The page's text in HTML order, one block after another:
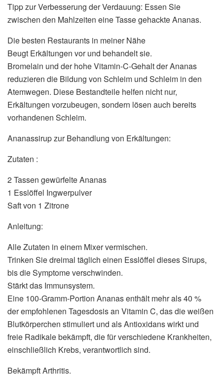
Tipp zur Verbesserung der Verdauung: Essen Sie
zwischen den Mahlzeiten eine Tasse gehackte Ananas.
Die besten Restaurants in meiner Nähe
Beugt Erkältungen vor und behandelt sie.
Bromelain und der hohe Vitamin-C-Gehalt der Ananas
reduzieren die Bildung von Schleim und Schleim in den
Atemwegen. Diese Bestandteile helfen nicht nur,
Erkältungen vorzubeugen, sondern lösen auch bereits
vorhandenen Schleim.
Ananassirup zur Behandlung von Erkältungen:
Zutaten :
2 Tassen gewürfelte Ananas
1 Esslöffel Ingwerpulver
Saft von 1 Zitrone
Anleitung:
Alle Zutaten in einem Mixer vermischen.
Trinken Sie dreimal täglich einen Esslöffel dieses Sirups,
bis die Symptome verschwinden.
Stärkt das Immunsystem.
Eine 100-Gramm-Portion Ananas enthält mehr als 40 %
der empfohlenen Tagesdosis an Vitamin C, das die weißen
Blutkörperchen stimuliert und als Antioxidans wirkt und
freie Radikale bekämpft, die für verschiedene Krankheiten,
einschließlich Krebs, verantwortlich sind.
Bekämpft Arthritis.